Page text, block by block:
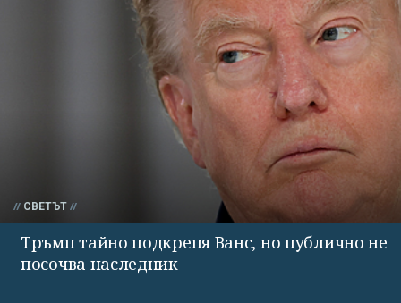
СВЕТЪТ
Тръмп тайно подкрепя Ванс, но публично не
посочва наследник